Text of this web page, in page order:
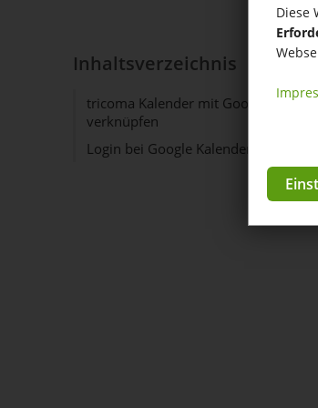
Inhaltsverzeichnis
tricoma Kalender mit Google
verknüpfen
Login bei Google Kalender
Diese